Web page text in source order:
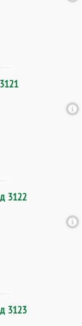
3122
3123